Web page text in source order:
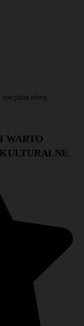
ofertę.
WARTO